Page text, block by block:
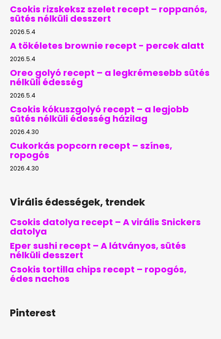
Csokis rizskeksz szelet recept – roppanós,
sütés nélküli desszert
2026.5.4
A tökéletes brownie recept - percek alatt
2026.5.4
Oreo golyó recept – a legkrémesebb sütés
nélküli édesség
2026.5.4
Csokis kókuszgolyó recept – a legjobb
sütés nélküli édesség házilag
2026.4.30
Cukorkás popcorn recept – színes,
ropogós
2026.4.30
Virális édességek, trendek
Csokis datolya recept – A virális Snickers
datolya
Eper sushi recept – A látványos, sütés
nélküli desszert
Csokis tortilla chips recept – ropogós,
édes nachos
Pinterest